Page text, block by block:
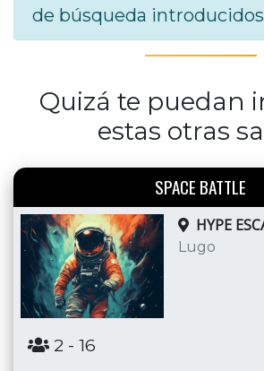
de búsqueda
Quizá te puedan
estas otras
SPACE BATTLE
HYPE
Lugo
2 - 16